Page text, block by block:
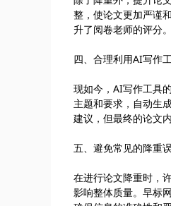
整，使论文更加严谨
升了阅卷老师的评分。
四、合理利用AI写作
现如今，AI写作工具
主题和要求，自动生
建议，但最终的论文
五、避免常见的降重
在进行论文降重时，
影响整体质量。早标